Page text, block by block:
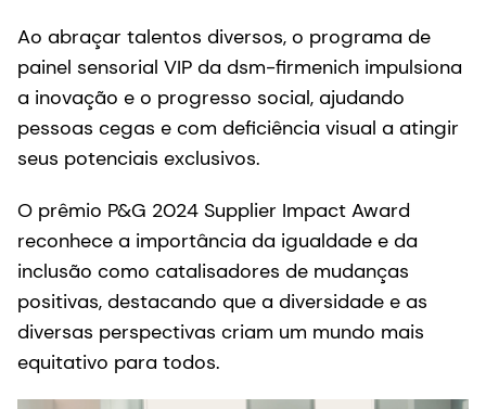
Ao abraçar talentos diversos, o programa de
painel sensorial VIP da dsm-firmenich impulsiona
a inovação e o progresso social, ajudando
pessoas cegas e com deficiência visual a atingir
seus potenciais exclusivos.
O prêmio P&G 2024 Supplier Impact Award
reconhece a importância da igualdade e da
inclusão como catalisadores de mudanças
positivas, destacando que a diversidade e as
diversas perspectivas criam um mundo mais
equitativo para todos.